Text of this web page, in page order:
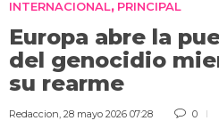
INTERNACIONAL, PRINCIPAL
Europa abre la
del genocidio
su rearme
Redaccion 28 mayo 2026 07:28 0